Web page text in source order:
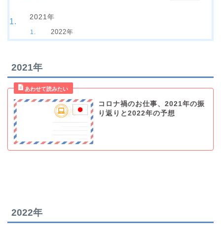
2021年
2022年
2021年
コロナ禍のお仕事、2021年の振
り返りと2022年の予想
2022年